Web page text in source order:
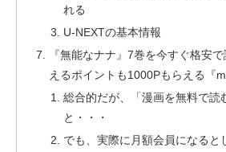
れる
U-NEXTの基本情報
『無能なナナ』7巻を今すぐ格安
えるポイントも1000Pもらえる『
総合的だが、「漫画を無料で読
と・・・
でも、実際に月額会員になると